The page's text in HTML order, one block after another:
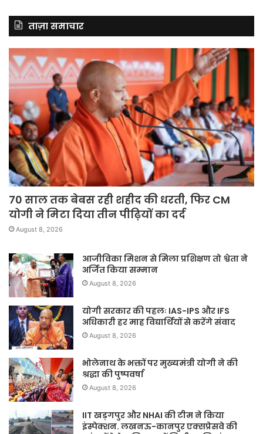
ताज़ा समाचार
70 साल तक बेबस रही शहीद की धरती, फिर CM
योगी ने मिटा दिया तीन पीढ़ियों का दर्द
August 8, 2026
आजीविका मिशन से मिला प्रशिक्षण तो श्वेता ने
अर्जित किया सम्मान
August 8, 2026
योगी सरकार की पहलः IAS-IPS और IFS
अधिकारी हर माह विद्यार्थियों से करेंगे संवाद
August 8, 2026
भोलेनाथ के भक्तों पर मुख्यमंत्री योगी ने की
श्रद्धा की पुष्पवर्षा
August 8, 2026
IIT खड़गपुर और NHAI की टीम ने किया
इंस्पेक्शन. लखनऊ-कानपुर एक्सप्रेसवे की